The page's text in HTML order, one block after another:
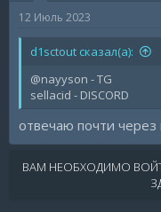
:
12 Июль 2023
d1sctout сказал(а):
@nayyson - TG
sellacid - DISCORD
отвечаю почти через
ВАМ НЕОБХОДИМО